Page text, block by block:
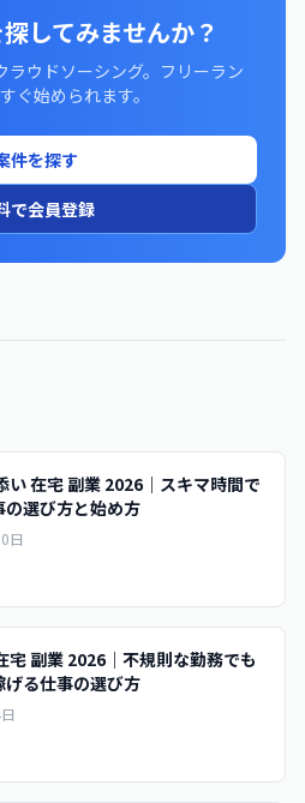
してみませんか？
ウドソーシング。フリーラン
ぐ始められます。
件を探す
で会員登録
い 在宅 副業 2026｜スキマ時間で
の選び方と始め方
日
宅 副業 2026｜不規則な勤務でも
げる仕事の選び方